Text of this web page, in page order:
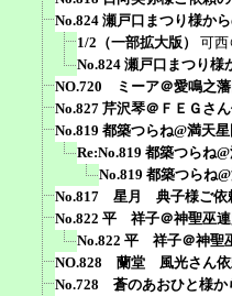
No.824 瀬戸口まつり様か
1/2（一部拡大版）
可西
No.824 瀬戸口まつり
NO.720 ミーア＠愛鳴之
No.827 芹沢琴＠ＦＥＧさ
No.819 都築つらね@満天
Re:No.819 都築つらね
No.819 都築つらね
No.817 星月 典子様ご依
No.822 平 祥子＠神聖巫
No.822 平 祥子＠神聖
NO.828 蘭堂 風光さん依
No.728 蒼のあおひと様か